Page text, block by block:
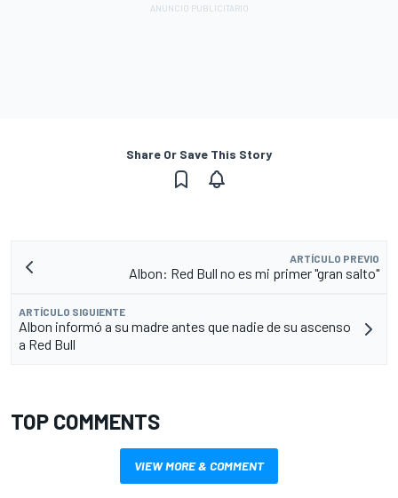
Share Or Save This Story
ARTÍCULO PREVIO
Albon: Red Bull no es mi primer "gran salto"
ARTÍCULO SIGUIENTE
Albon informó a su madre antes que nadie de su ascenso
a Red Bull
TOP COMMENTS
VIEW MORE & COMMENT